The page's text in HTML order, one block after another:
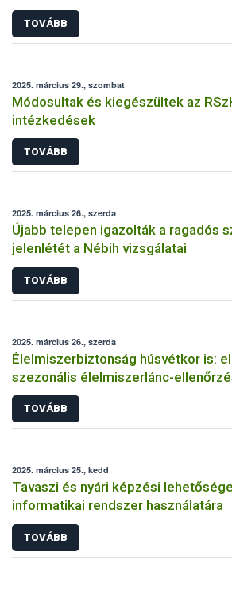
TOVÁBB
2025. március 29., szombat
Módosultak és kiegészültek az
intézkedések
TOVÁBB
2025. március 26., szerda
Újabb telepen igazolták a ragadós
jelenlétét a Nébih vizsgálatai
TOVÁBB
2025. március 26., szerda
Élelmiszerbiztonság húsvétkor is:
szezonális élelmiszerlánc-
TOVÁBB
2025. március 25., kedd
Tavaszi és nyári képzési
informatikai rendszer használatára
TOVÁBB